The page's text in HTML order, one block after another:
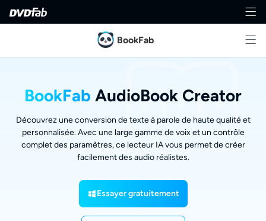
BookFab
BookFab AudioBook Creator
Découvrez une conversion de texte à parole de haute qualité et
personnalisée. Avec une large gamme de voix et un contrôle
complet des paramètres, ce lecteur IA vous permet de créer
facilement des audio réalistes.
Essayer gratuitement